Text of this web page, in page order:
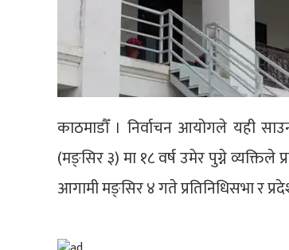
काठमाडौँ । निर्वाचन आयोगले यही
(मङ्सिर ३) मा १८ वर्ष उमेर पुग्ने व्यक्तिले
आगामी मङ्सिर ४ गते प्रतिनिधिसभा र